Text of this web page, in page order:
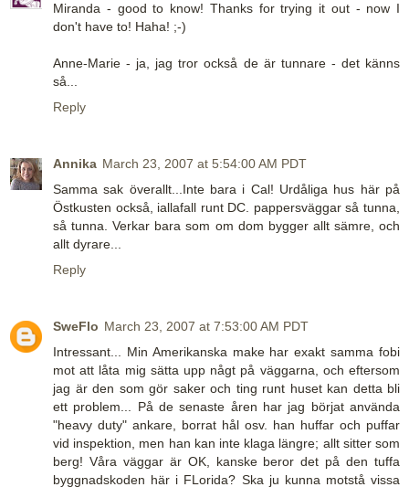
Miranda - good to know! Thanks for trying it out - now I
don't have to! Haha! ;-)
Anne-Marie - ja, jag tror också de är tunnare - det känns
så...
Reply
Annika March 23, 2007 at 5:54:00 AM PDT
Samma sak överallt...Inte bara i Cal! Urdåliga hus här på
Östkusten också, iallafall runt DC. pappersväggar så tunna,
så tunna. Verkar bara som om dom bygger allt sämre, och
allt dyrare...
Reply
SweFlo March 23, 2007 at 7:53:00 AM PDT
Intressant... Min Amerikanska make har exakt samma fobi
mot att låta mig sätta upp någt på väggarna, och eftersom
jag är den som gör saker och ting runt huset kan detta bli
ett problem... På de senaste åren har jag börjat använda
"heavy duty" ankare, borrat hål osv. han huffar och puffar
vid inspektion, men han kan inte klaga längre; allt sitter som
berg! Våra väggar är OK, kanske beror det på den tuffa
byggnadskoden här i FLorida? Ska ju kunna motstå vissa